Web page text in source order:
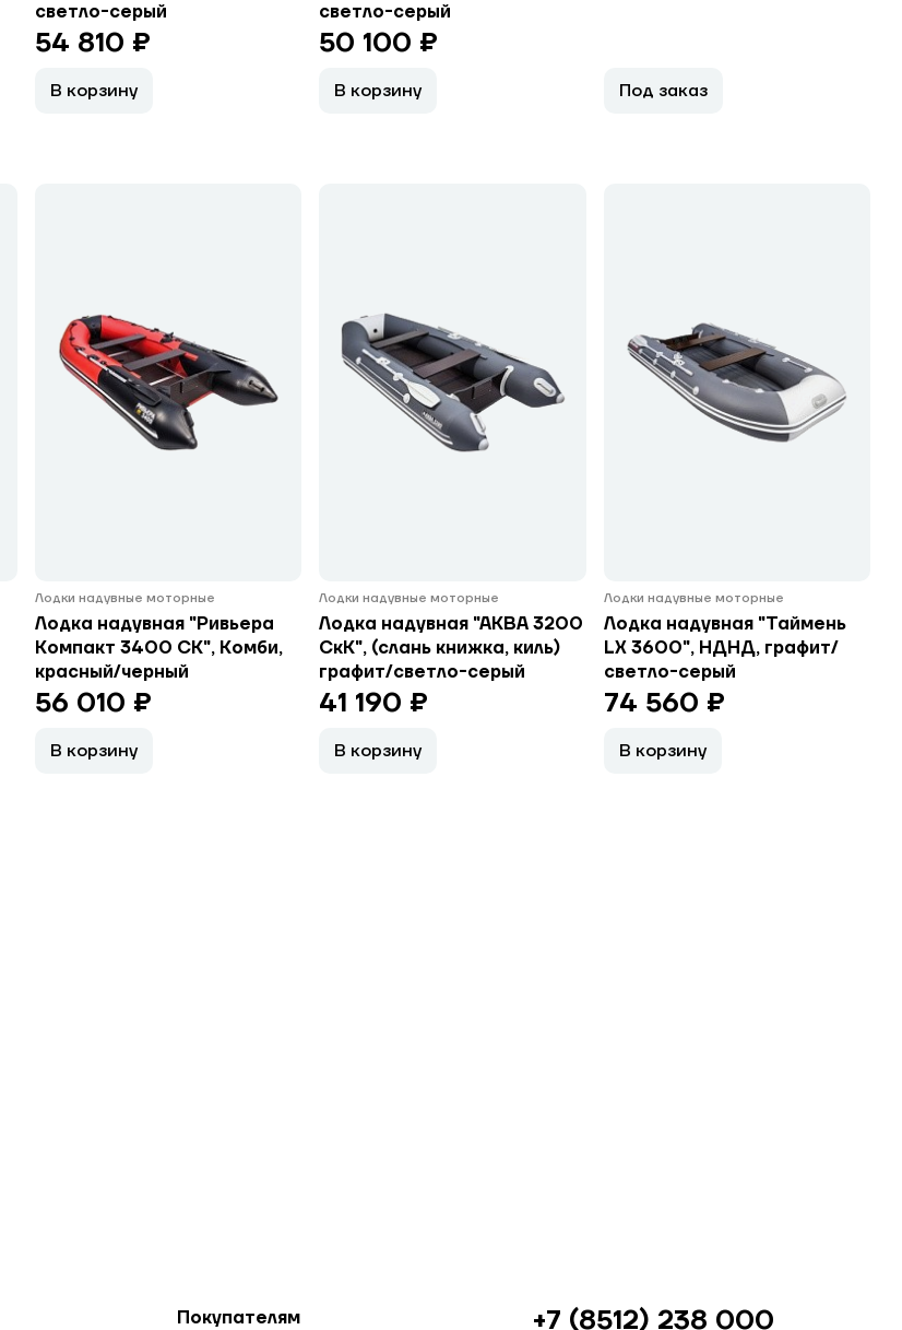
светло-серый
54 810 ₽
В корзину
светло-серый
50 100 ₽
В корзину Под заказ
Лодки надувные моторные
Лодка надувная "Ривьера
Компакт 3400 СК", Комби,
красный/черный
56 010 ₽
В корзину
Лодки надувные моторные
Лодка надувная "АКВА 3200
СкК", (слань книжка, киль)
графит/светло-серый
41 190 ₽
В корзину
Лодки надувные моторные
Лодка надувная "Таймень
LX 3600", НДНД, графит/
светло-серый
74 560 ₽
В корзину
Покупателям +7 (8512) 238 000